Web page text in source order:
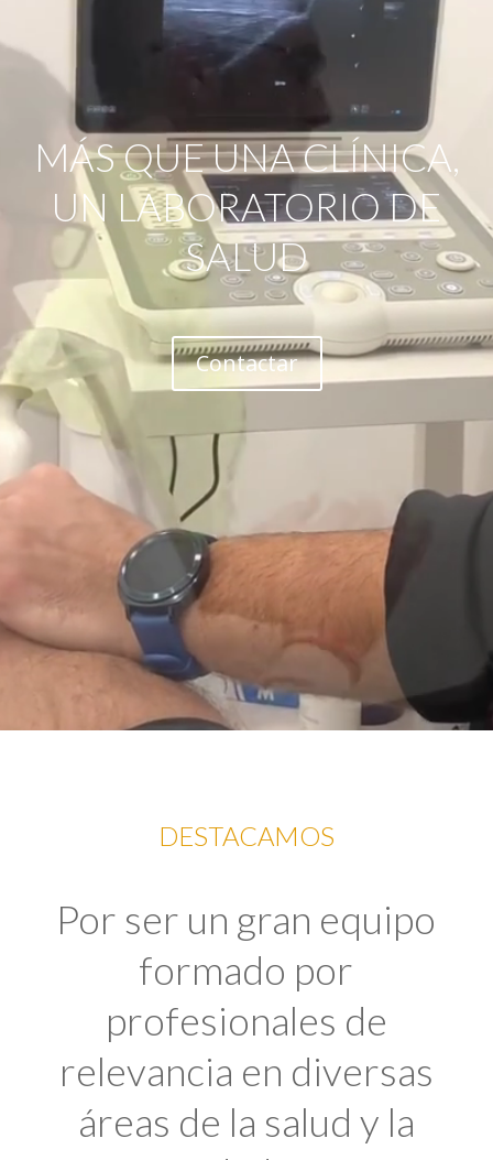
MÁS QUE UNA CLÍNICA,
UN LABORATORIO DE
SALUD
Contactar
DESTACAMOS
Por ser un gran equipo
formado por
profesionales de
relevancia en diversas
áreas de la salud y la